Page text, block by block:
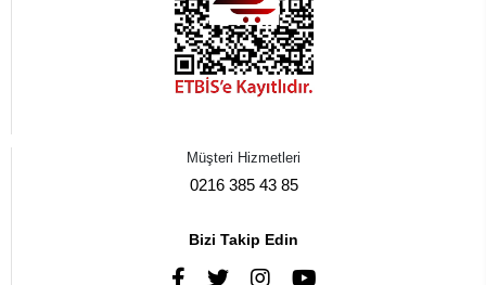
Müşteri Hizmetleri
0216 385 43 85
Bizi Takip Edin